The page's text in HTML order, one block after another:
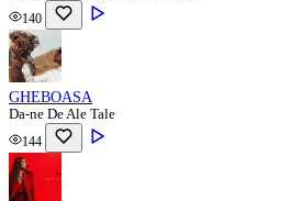
140
GHEBOASA
Da-ne De Ale Tale
144